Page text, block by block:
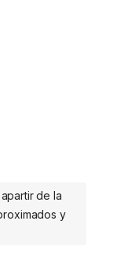
3 Metros,
de la
y